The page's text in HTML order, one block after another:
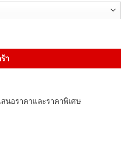
า
นอราคาและราคาพิเศษ